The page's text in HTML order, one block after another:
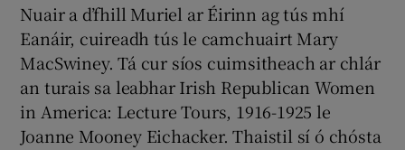
Nuair a d’fhill Muriel ar Éirinn ag tús mhí
Eanáir, cuireadh tús le camchuairt Mary
MacSwiney. Tá cur síos cuimsitheach ar chlár
an turais sa leabhar Irish Republican Women
in America: Lecture Tours, 1916-1925 le
Joanne Mooney Eichacker. Thaistil sí ó chósta